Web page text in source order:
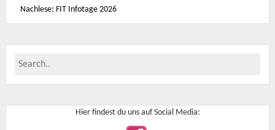
Nachlese: FIT Infotage 2026
Hier findest du uns auf Social Media: